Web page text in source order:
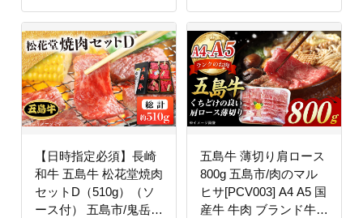
【日時指定必須】長崎
和牛 五島牛 松花堂焼肉
セットD（510g）（ソ
ース付） 五島市/鬼岳牧
五島牛 薄切り肩ロース
800g 五島市/肉のマル
ヒサ[PCV003] A4 A5 国
産牛 牛肉 ブランド牛